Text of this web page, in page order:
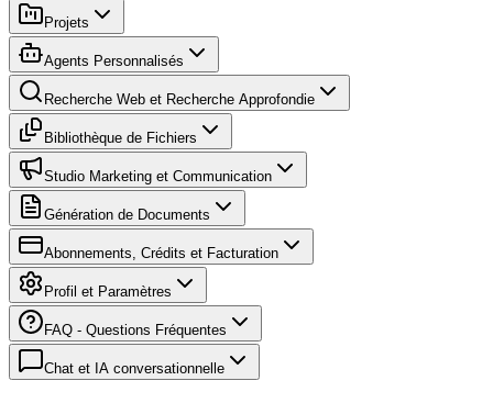
Projets
Agents Personnalisés
Recherche Web et Recherche Approfondie
Bibliothèque de Fichiers
Studio Marketing et Communication
Génération de Documents
Abonnements, Crédits et Facturation
Profil et Paramètres
FAQ - Questions Fréquentes
Chat et IA conversationnelle